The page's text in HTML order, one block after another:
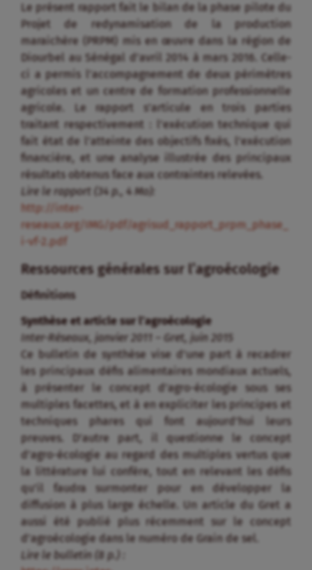
Le présent rapport fait le bilan de la phase pilote du
Projet de redynamisation de la production
maraichère (PRPM) mis en œuvre dans la région de
Diourbel au Sénégal d’avril 2014 à mars 2016. Celle-
ci a permis l’accompagnement de deux périmètres
agricoles et un centre de formation professionnelle
agricole. Le rapport s’articule en trois parties
traitant respectivement : l’exécution technique qui
fait état de l’atteinte des objectifs fixés, l’exécution
financière, et une analyse illustrée des principaux
résultats obtenus face aux contraintes relevées.
Lire le rapport (34 p., 4 Mo):
http://inter-
reseaux.org/IMG/pdf/agrisud_rapport_prpm_phase_
i-vf-2.pdf
Ressources générales sur l’agroécologie
Définitions
Synthèse et article sur l’agroécologie
Inter-Réseaux, janvier 2011 – Gret, juin 2015
Ce bulletin de synthèse vise d’une part à recadrer
les principaux défis alimentaires mondiaux actuels,
à présenter le concept d’agro-écologie sous ses
multiples facettes, et à en expliciter les principes et
techniques phares qui font aujourd’hui leurs
preuves. D’autre part, il questionne le concept
d’agro-écologie au regard des multiples vertus que
la littérature lui confère, tout en relevant les défis
qu’il faudra surmonter pour en développer la
diffusion à plus large échelle. Un article du Gret a
aussi été publié plus récemment sur le concept
d’agroécologie dans le numéro de Grain de sel.
Lire le bulletin (8 p.) :